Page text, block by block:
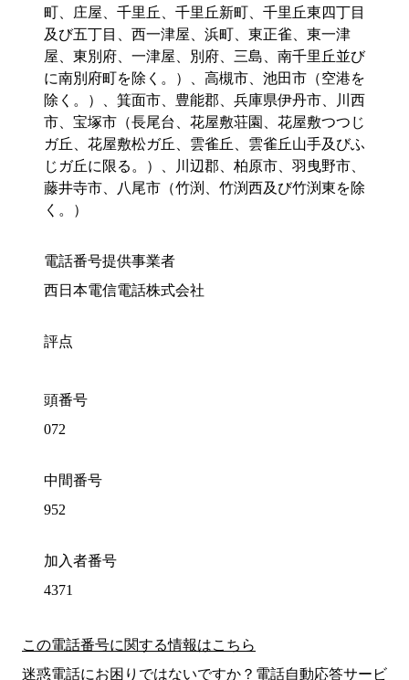
町、庄屋、千里丘、千里丘新町、千里丘東四丁目
及び五丁目、西一津屋、浜町、東正雀、東一津
屋、東別府、一津屋、別府、三島、南千里丘並び
に南別府町を除く。）、高槻市、池田市（空港を
除く。）、箕面市、豊能郡、兵庫県伊丹市、川西
市、宝塚市（長尾台、花屋敷荘園、花屋敷つつじ
ガ丘、花屋敷松ガ丘、雲雀丘、雲雀丘山手及びふ
じガ丘に限る。）、川辺郡、柏原市、羽曳野市、
藤井寺市、八尾市（竹渕、竹渕西及び竹渕東を除
く。）
電話番号提供事業者
西日本電信電話株式会社
評点
頭番号
072
中間番号
952
加入者番号
4371
この電話番号に関する情報はこちら
迷惑電話にお困りではないですか？電話自動応答サービ